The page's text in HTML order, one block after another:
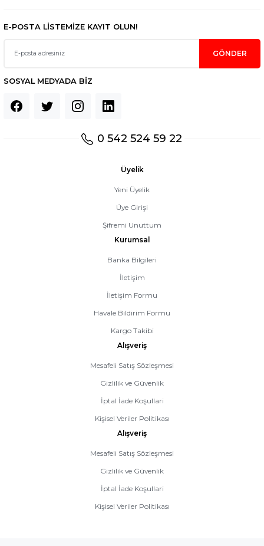
E-POSTA LİSTEMİZE KAYIT OLUN!
GÖNDER
SOSYAL MEDYADA BİZ
0 542 524 59 22
Üyelik
Yeni Üyelik
Üye Girişi
Şifremi Unuttum
Kurumsal
Banka Bilgileri
İletişim
İletişim Formu
Havale Bildirim Formu
Kargo Takibi
Alışveriş
Mesafeli Satış Sözleşmesi
Gizlilik ve Güvenlik
İptal İade Koşullari
Kişisel Veriler Politikası
Alışveriş
Mesafeli Satış Sözleşmesi
Gizlilik ve Güvenlik
İptal İade Koşullari
Kişisel Veriler Politikası